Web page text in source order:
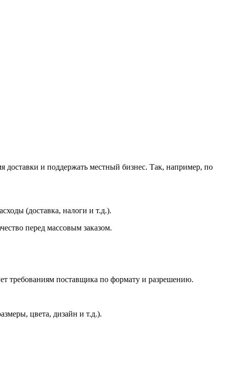
доставки и поддержать местный бизнес. Так, например, по
(доставка, налоги и т.д.).
перед массовым заказом.
требованиям поставщика по формату и разрешению.
цвета, дизайн и т.д.).